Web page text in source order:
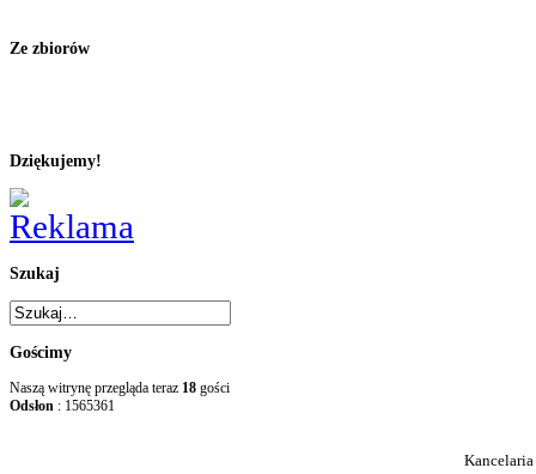
Ze zbiorów
Dziękujemy!
Szukaj
Gościmy
Naszą witrynę przegląda teraz 18 gości
Odsłon : 1565361